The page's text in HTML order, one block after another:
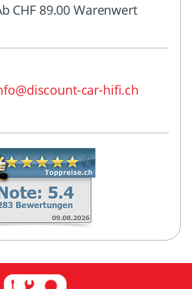
CHF 89.00 Warenwert
car-hifi.ch